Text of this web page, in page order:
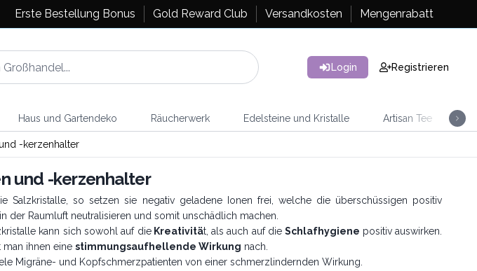
Erste Bestellung Bonus Gold Reward Club Versandkosten Mengenrabatt
Login Registrieren
Haus und Gartendeko Räucherwerk Edelsteine und Kristalle Artisan Tee
-kerzenhalter
und -kerzenhalter
Salzkristalle, so setzen sie negativ geladene Ionen frei, welche die überschüssigen positiv
der Raumluft neutralisieren und somit unschädlich machen.
kann sich sowohl auf dieKreativität, als auch auf dieSchlafhygiene positiv auswirken.
man ihnen eine stimmungsaufhellende Wirkung nach.
Migräne- und Kopfschmerzpatienten von einer schmerzlindernden Wirkung.